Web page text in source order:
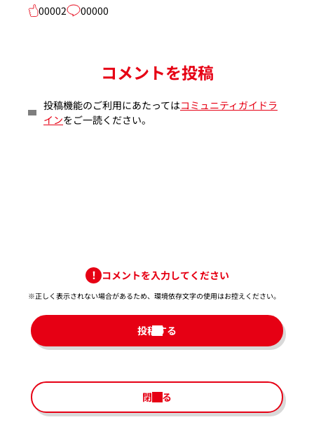
00002
00000
コメントを投稿
投稿機能のご利用にあたってはコミュニティガイドラ
インをご一読ください。
コメントを入力してください
※正しく表示されない場合があるため、環境依存文字の使用はお控えください。​
投稿する
閉じる